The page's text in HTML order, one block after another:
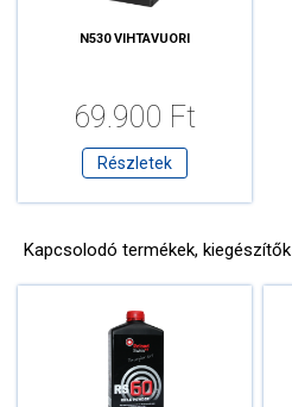
N530 VIHTAVUORI
69.900 Ft
Részletek
Kapcsolodó termékek, kiegészítők